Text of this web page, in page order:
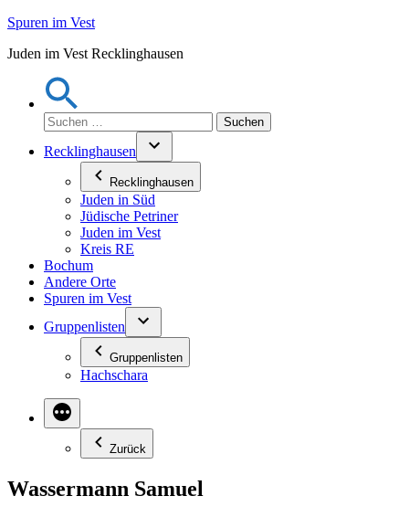
Zum
springen
Spuren im Vest
Juden im Vest Recklinghausen
Suchen
nach:
Recklinghausen
Recklinghausen
Juden in Süd
Jüdische Petriner
Juden im Vest
Kreis RE
Bochum
Andere Orte
Spuren im Vest
Gruppenlisten
Gruppenlisten
Hachschara
Zurück
Wassermann Samuel